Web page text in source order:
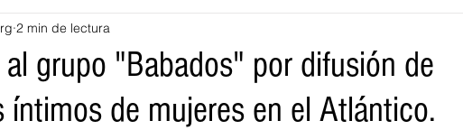
Cesar
Mayores Economía RAP CARIBE Política Documentos
al grupo "Babados" por difusión de
íntimos de mujeres en el Atlántico.
2 min de lectura